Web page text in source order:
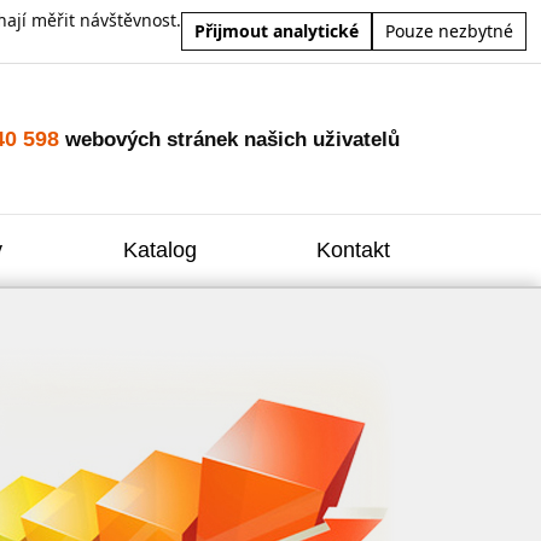
měřit návštěvnost.
Přijmout analytické Pouze nezbytné
598 webových stránek našich uživatelů
Katalog Kontakt